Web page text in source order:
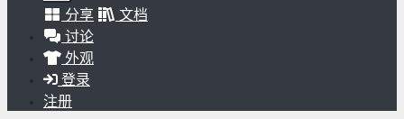
分享
文档
讨论
外观
登录
注册